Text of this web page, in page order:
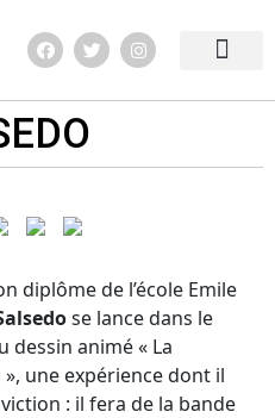
diplôme de l’école Emile
se lance dans le
dessin animé « La
une expérience dont il
: il fera de la bande